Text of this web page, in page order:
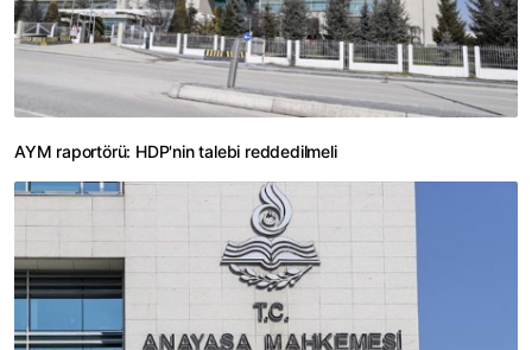
AYM raportörü: HDP'nin talebi reddedilmeli